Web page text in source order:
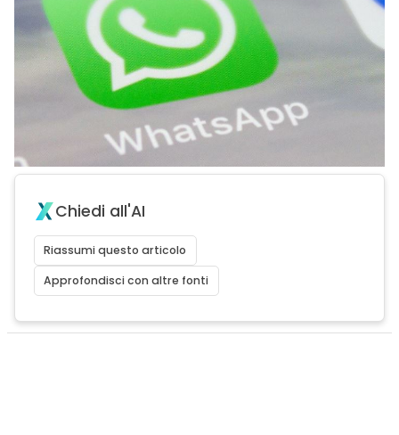
Chiedi all'AI
Riassumi questo articolo
Approfondisci con altre fonti